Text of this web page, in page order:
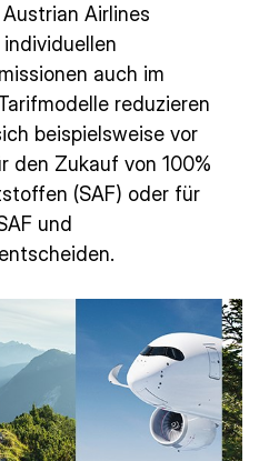
Airlines
auch im
reduzieren
beispielsweise vor
den Zukauf von 100%
(SAF) oder für
und